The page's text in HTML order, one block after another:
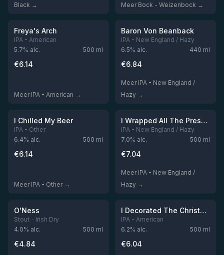
Black →
Meer Bock - Weizenbock →
Niet op voorraad
★3.53
Freya's Arch
IPA - American
5.7% alc. 500 ml
€6.14
Meer IPA - American →
Niet op voorraad
Baron Von Beanback
IPA - New England / Hazy
6.5% alc. 440 ml
€6.84
Meer IPA - New England /
Hazy →
Niet op voorraad
I Chilled My Beer
IPA - Other
6.4% alc. 500 ml
€6.14
Meer IPA - Other →
Niet op voorraadI Wrapped All The Presents
IPA - New England / Hazy
7.0% alc. 500 ml
€7.04
Meer IPA - New England /
Hazy →
O'Ness
Stout - Irish Dry
4.0% alc. 500 ml
€4.84
Niet op voorraadI Decorated The Christmas Tree
IPA - American
6.2% alc. 500 ml
€6.04